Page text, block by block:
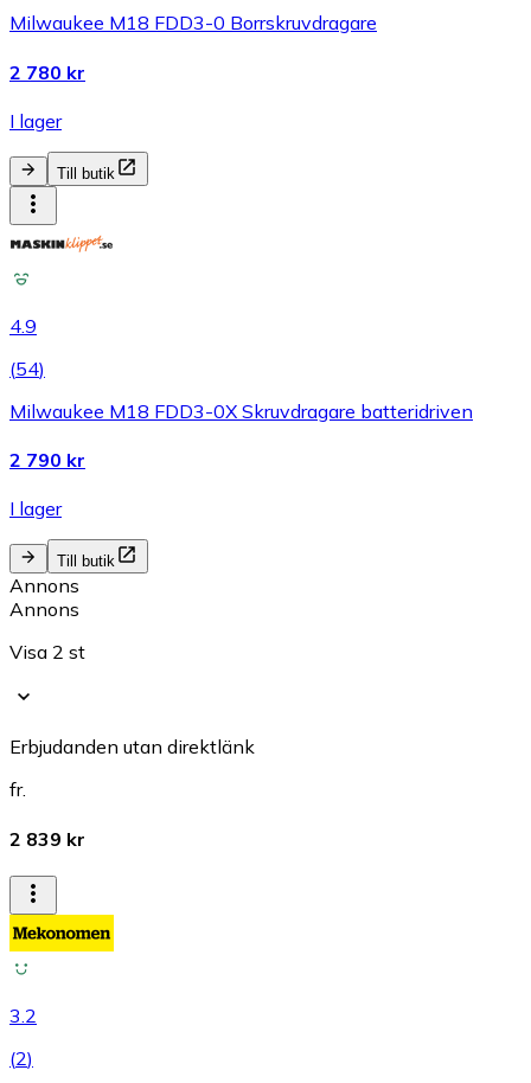
Milwaukee M18 FDD3-0 Borrskruvdragare
2 780 kr
I lager
Till butik
4.9
(54)
Milwaukee M18 FDD3-0X Skruvdragare batteridriven
2 790 kr
I lager
Till butik
Annons
Annons
Visa 2 st
Erbjudanden utan direktlänk
fr.
2 839 kr
3.2
(2)